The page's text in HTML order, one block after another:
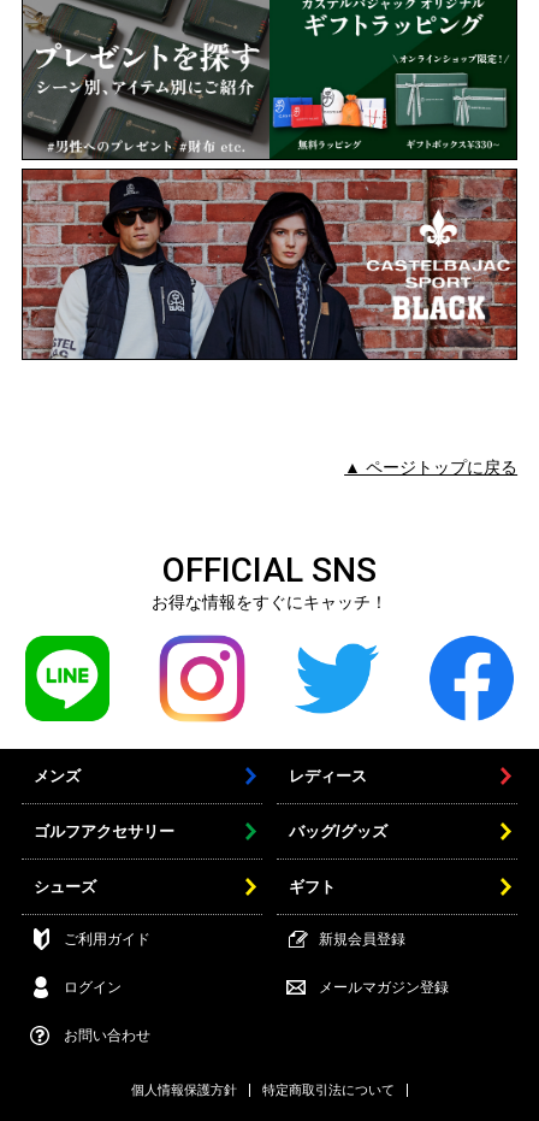
▲ ページトップに戻る
OFFICIAL SNS
お得な情報をすぐにキャッチ！
メンズ レディース
ゴルフアクセサリー バッグ/グッズ
シューズ ギフト
ご利用ガイド 新規会員登録
ログイン メールマガジン登録
お問い合わせ
個人情報保護方針 特定商取引法について